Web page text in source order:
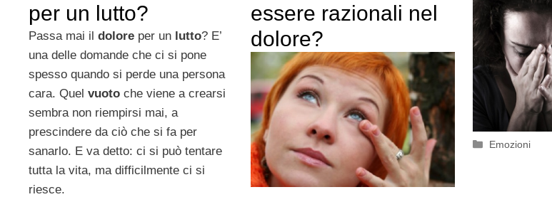
Categorie
Emozioni
per un lutto?
Passa mai il dolore per un lutto? E’
una delle domande che ci si pone
spesso quando si perde una persona
cara. Quel vuoto che viene a crearsi
sembra non riempirsi mai, a
prescindere da ciò che si fa per
sanarlo. E va detto: ci si può tentare
tutta la vita, ma difficilmente ci si
riesce.
essere razionali nel
dolore?